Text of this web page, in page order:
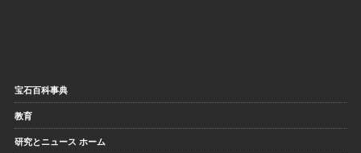
宝石百科事典
教育
研究とニュース ホーム